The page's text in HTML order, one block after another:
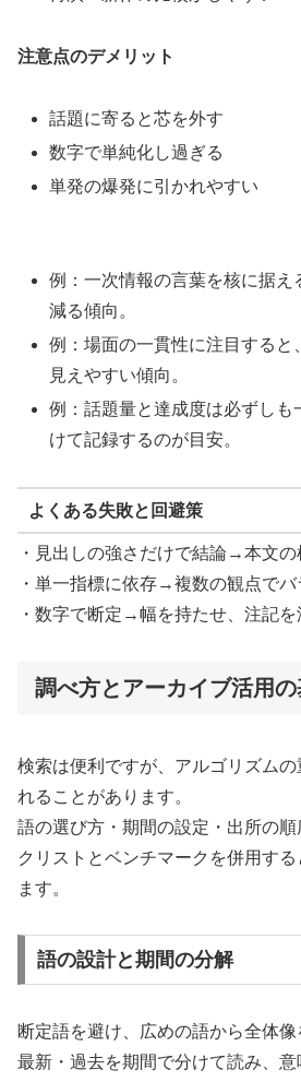
注意点のデメリット
話題に寄ると芯を外す
数字で単純化し過ぎる
単発の爆発に引かれやすい
例：一次情報の言葉を核に据え
減る傾向。
例：場面の一貫性に注目すると
見えやすい傾向。
例：話題量と達成度は必ずしも
けて記録するのが目安。
よくある失敗と回避策
・見出しの強さだけで結論→本文の
・単一指標に依存→複数の観点でバ
・数字で断定→幅を持たせ、注記を
調べ方とアーカイブ活用
検索は便利ですが、アルゴリズム
れることがあります。
語の選び方・期間の設定・出所の
クリストとベンチマークを併用す
ます。
語の設計と期間の分解
断定語を避け、広めの語から全体像
最新・過去を期間で分けて読み、